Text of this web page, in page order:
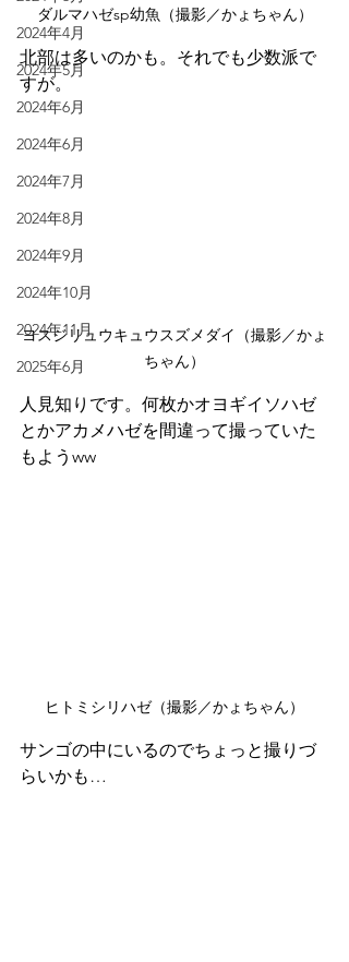
2024年4月
2024年5月
2024年6月
2024年6月
2024年7月
2024年8月
2024年9月
2024年10月
2024年11月
2025年6月
ダルマハゼsp幼魚（撮影／かょちゃん）
北部は多いのかも。それでも少数派で
すが。
ヨスジリュウキュウスズメダイ（撮影／かょ
ちゃん）
人見知りです。何枚かオヨギイソハゼ
とかアカメハゼを間違って撮っていた
もようww
ヒトミシリハゼ（撮影／かょちゃん）
サンゴの中にいるのでちょっと撮りづ
らいかも…